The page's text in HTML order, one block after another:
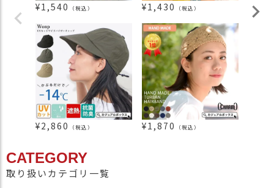
¥1,540 （税込） ¥1,430 （税込） ¥
¥2,860 （税込） ¥1,870 （税込）
CATEGORY
取り扱いカテゴリ一覧